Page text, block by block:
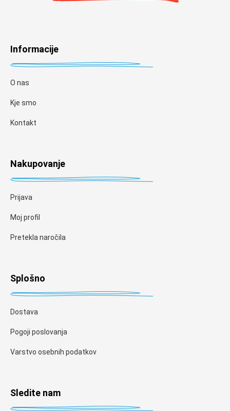
Informacije
O nas
Kje smo
Kontakt
Nakupovanje
Prijava
Moj profil
Pretekla naročila
Splošno
Dostava
Pogoji poslovanja
Varstvo osebnih podatkov
Sledite nam